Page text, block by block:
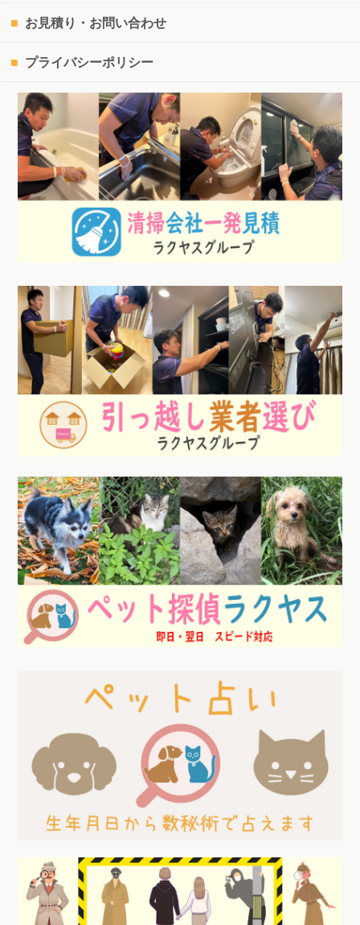
お見積り・お問い合わせ
プライバシーポリシー